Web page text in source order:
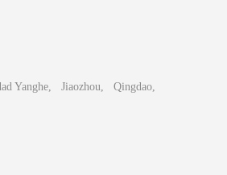
Yanghe, Jiaozhou, Qingdao,